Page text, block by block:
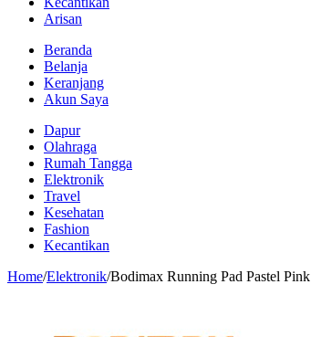
Arisan
Beranda
Belanja
Keranjang
Akun Saya
Dapur
Olahraga
Rumah Tangga
Elektronik
Travel
Kesehatan
Fashion
Kecantikan
Home/Elektronik/Bodimax Running Pad Pastel Pink